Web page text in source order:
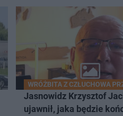
WRÓŻBITA Z CZŁUCHOWA
Jasnowidz Krzysztof
ujawnił, jaka będzie